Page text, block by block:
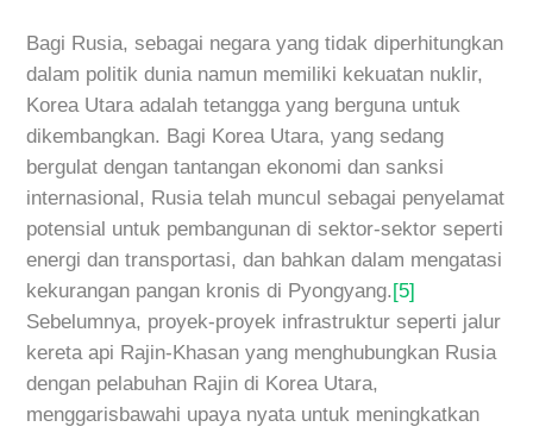
Bagi Rusia, sebagai negara yang tidak diperhitungkan
dalam politik dunia namun memiliki kekuatan nuklir,
Korea Utara adalah tetangga yang berguna untuk
dikembangkan. Bagi Korea Utara, yang sedang
bergulat dengan tantangan ekonomi dan sanksi
internasional, Rusia telah muncul sebagai penyelamat
potensial untuk pembangunan di sektor-sektor seperti
energi dan transportasi, dan bahkan dalam mengatasi
kekurangan pangan kronis di Pyongyang. [5]
Sebelumnya, proyek-proyek infrastruktur seperti jalur
kereta api Rajin-Khasan yang menghubungkan Rusia
dengan pelabuhan Rajin di Korea Utara,
menggarisbawahi upaya nyata untuk meningkatkan